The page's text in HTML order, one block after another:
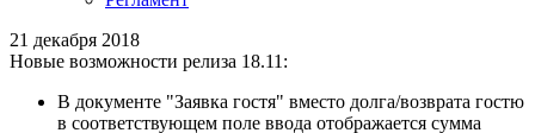
21 декабря 2018
Новые возможности релиза 18.11:
В документе "Заявка гостя" вместо долга/возврата гостю
в соответствующем поле ввода отображается сумма